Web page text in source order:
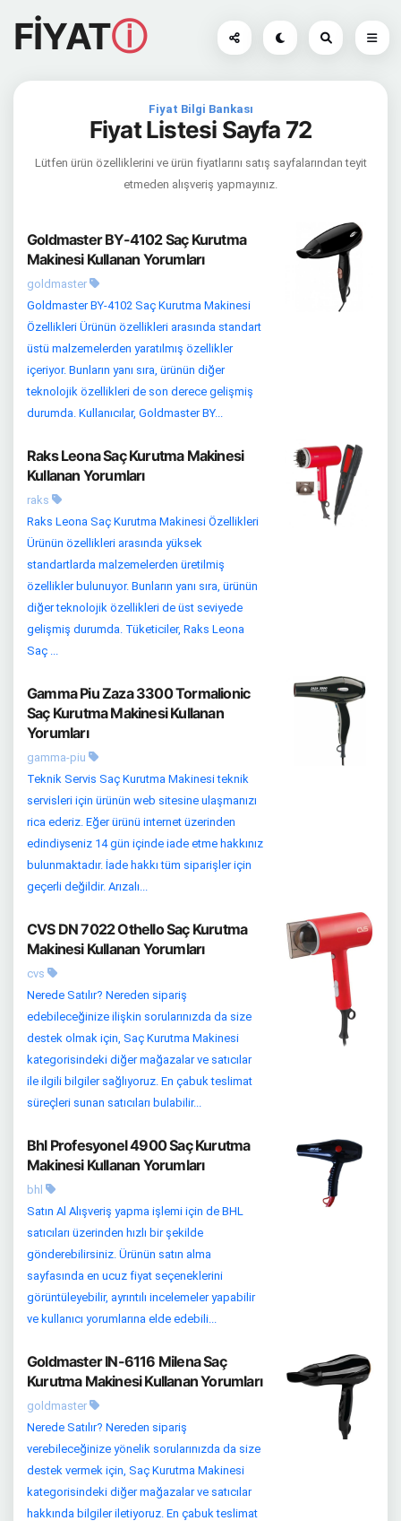
FİYATⓘ
Fiyat Bilgi Bankası
Fiyat Listesi Sayfa 72
Lütfen ürün özelliklerini ve ürün fiyatlarını satış sayfalarından teyit
etmeden alışveriş yapmayınız.
Goldmaster BY-4102 Saç Kurutma
Makinesi Kullanan Yorumları
goldmaster
Goldmaster BY-4102 Saç Kurutma Makinesi
Özellikleri Ürünün özellikleri arasında standart
üstü malzemelerden yaratılmış özellikler
içeriyor. Bunların yanı sıra, ürünün diğer
teknolojik özellikleri de son derece gelişmiş
durumda. Kullanıcılar, Goldmaster BY...
Raks Leona Saç Kurutma Makinesi
Kullanan Yorumları
raks
Raks Leona Saç Kurutma Makinesi Özellikleri
Ürünün özellikleri arasında yüksek
standartlarda malzemelerden üretilmiş
özellikler bulunuyor. Bunların yanı sıra, ürünün
diğer teknolojik özellikleri de üst seviyede
gelişmiş durumda. Tüketiciler, Raks Leona
Saç ...
Gamma Piu Zaza 3300 Tormalionic
Saç Kurutma Makinesi Kullanan
Yorumları
gamma-piu
Teknik Servis Saç Kurutma Makinesi teknik
servisleri için ürünün web sitesine ulaşmanızı
rica ederiz. Eğer ürünü internet üzerinden
edindiyseniz 14 gün içinde iade etme hakkınız
bulunmaktadır. İade hakkı tüm siparişler için
geçerli değildir. Arızalı...
CVS DN 7022 Othello Saç Kurutma
Makinesi Kullanan Yorumları
cvs
Nerede Satılır? Nereden sipariş
edebileceğinize ilişkin sorularınızda da size
destek olmak için, Saç Kurutma Makinesi
kategorisindeki diğer mağazalar ve satıcılar
ile ilgili bilgiler sağlıyoruz. En çabuk teslimat
süreçleri sunan satıcıları bulabilir...
Bhl Profesyonel 4900 Saç Kurutma
Makinesi Kullanan Yorumları
bhl
Satın Al Alışveriş yapma işlemi için de BHL
satıcıları üzerinden hızlı bir şekilde
gönderebilirsiniz. Ürünün satın alma
sayfasında en ucuz fiyat seçeneklerini
görüntüleyebilir, ayrıntılı incelemeler yapabilir
ve kullanıcı yorumlarına elde edebili...
Goldmaster IN-6116 Milena Saç
Kurutma Makinesi Kullanan Yorumları
goldmaster
Nerede Satılır? Nereden sipariş
verebileceğinize yönelik sorularınızda da size
destek vermek için, Saç Kurutma Makinesi
kategorisindeki diğer mağazalar ve satıcılar
hakkında bilgiler iletiyoruz. En çabuk teslimat